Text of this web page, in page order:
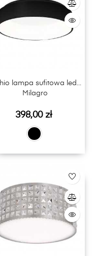
lampa sufitowa led
Milagro
Cena
398,00 zł